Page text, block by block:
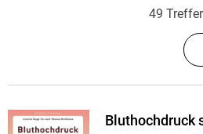
49 Treffer
Bluthochdruck